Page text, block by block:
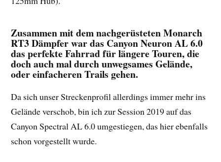
Zusammen mit dem nachgerüsteten Monarch
RT3 Dämpfer war das Canyon Neuron AL 6.0
das perfekte Fahrrad für längere Touren, die
doch auch mal durch unwegsames Gelände,
oder einfacheren Trails gehen.
Da sich unser Streckenprofil allerdings immer mehr ins
Gelände verschob, bin ich zur Session 2019 auf das
Canyon Spectral AL 6.0 umgestiegen, das hier ebenfalls
schon vorgestellt wurde.